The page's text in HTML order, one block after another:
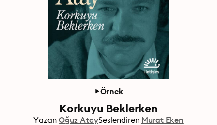
Örnek
Korkuyu Beklerken
Yazan Oğuz AtaySeslendiren Murat Eken